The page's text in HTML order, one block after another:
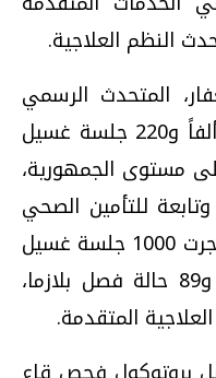
النظم العلاجية.
المتحدث الرسمي
للوزارة، إن الوزارة نفذت 534 ألفاً و220 جلسة غسيل
على مستوى الجمهورية،
للتأمين الصحي
والمستشفيات الجامعية. كما أجرت 1000 جلسة غسيل
كلوي فائق النفاذية (HDF)، و89 حالة فصل بلازما،
المتقدمة.